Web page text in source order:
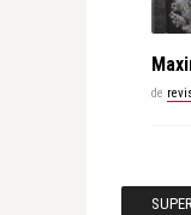
de